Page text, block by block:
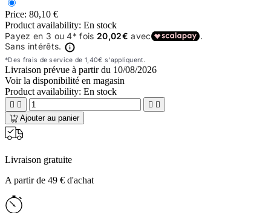
Price: 80,10 €
Product availability: En stock
Livraison prévue à partir du 10/08/2026
Voir la disponibilité en magasin
Product availability: En stock
   
Ajouter au panier
Livraison gratuite
A partir de 49 € d'achat